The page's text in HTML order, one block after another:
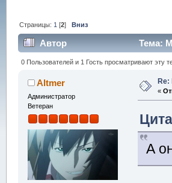
Страницы: 1 [2]Вниз
Автор Тема:
0 Пользователей и 1 Гость просматривают эту
Altmer
Администратор
Ветеран
Re:
«
А